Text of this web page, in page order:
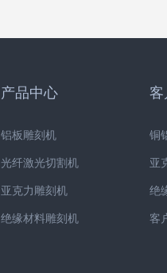
产品中心
铝板雕刻机
光纤激光切割机
亚克力雕刻机
绝缘材料雕刻机
客
铜
亚
绝
客